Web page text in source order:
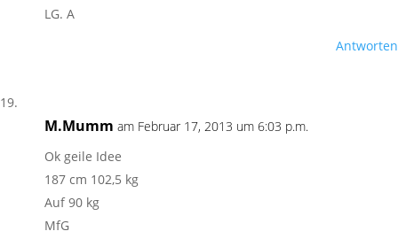
LG. A
Antworten
M.Mumm am Februar 17, 2013 um 6:03 p.m.
Ok geile Idee
187 cm 102,5 kg
Auf 90 kg
MfG